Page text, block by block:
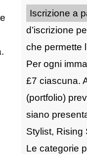
Iscrizione a
d’iscrizione
che permette
Per ogni
£7 ciascuna.
(portfolio)
siano
Stylist, Rising
Le categorie